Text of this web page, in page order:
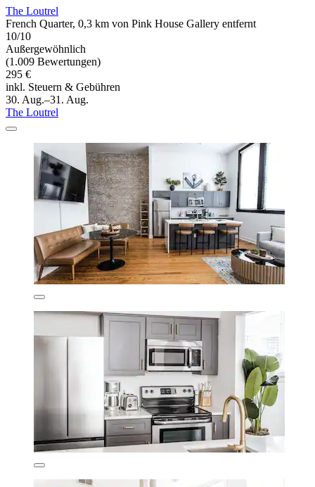
The Loutrel
French Quarter, 0,3 km von Pink House Gallery entfernt
10/10
Außergewöhnlich
(1.009 Bewertungen)
295 €
inkl. Steuern & Gebühren
30. Aug.–31. Aug.
The Loutrel